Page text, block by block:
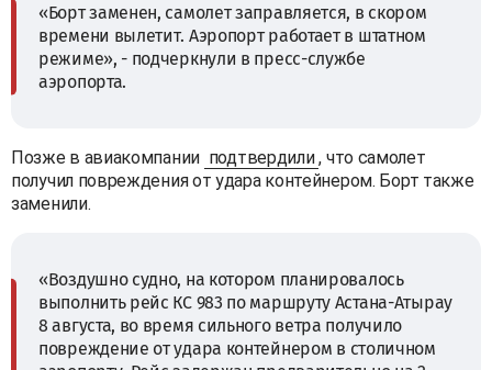
«Борт заменен, самолет заправляется, в скором
времени вылетит. Аэропорт работает в штатном
режиме», - подчеркнули в пресс-службе
аэропорта.
Позже в авиакомпании подтвердили , что самолет
получил повреждения от удара контейнером. Борт также
заменили.
«Воздушно судно, на котором планировалось
выполнить рейс КС 983 по маршруту Астана-Атырау
8 августа, во время сильного ветра получило
повреждение от удара контейнером в столичном